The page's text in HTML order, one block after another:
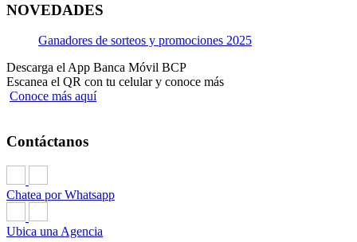
NOVEDADES
Ganadores de sorteos y promociones 2025
Descarga el App Banca Móvil BCP
Escanea el QR con tu celular y conoce más
Conoce más aquí
Contáctanos
Chatea por Whatsapp
Ubica una Agencia